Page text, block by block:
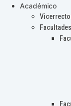
Académico
Facultades